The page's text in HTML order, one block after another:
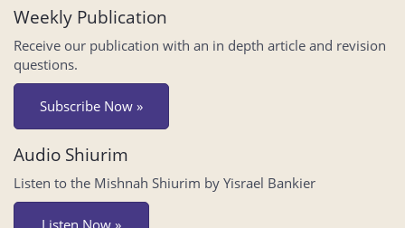
Weekly Publication
Receive our publication with an in depth article and revision
questions.
Subscribe Now »
Audio Shiurim
Listen to the Mishnah Shiurim by Yisrael Bankier
Listen Now »